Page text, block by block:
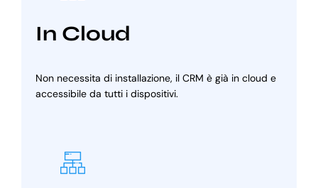
In Cloud
Non necessita di installazione, il CRM è già in cloud e
accessibile da tutti i dispositivi.